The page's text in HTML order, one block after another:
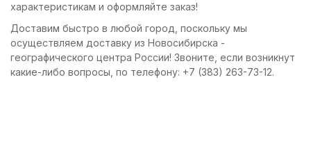
характеристикам и оформляйте заказ!
Доставим быстро в любой город, поскольку мы
осуществляем доставку из Новосибирска -
географического центра России! Звоните, если возникнут
какие-либо вопросы, по телефону: +7 (383) 263-73-12.